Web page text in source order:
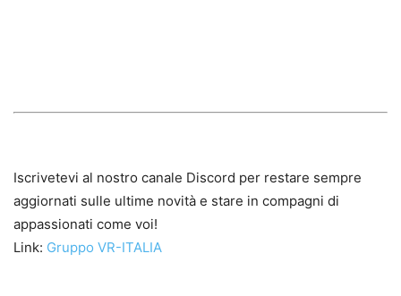
Iscrivetevi al nostro canale Discord per restare sempre
aggiornati sulle ultime novità e stare in compagni di
appassionati come voi!
Link: Gruppo VR-ITALIA